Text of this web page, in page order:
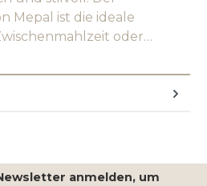
Mepal ist die ideale
oder…
anmelden, um